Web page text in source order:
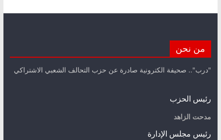
من نحن
"درب".. صحيفة الكترونية صادرة عن حزب التحالف الشعبي الاشتراكي
رئيس الحزب
مدحت الزاهد
رئيس مجلس الإدارة